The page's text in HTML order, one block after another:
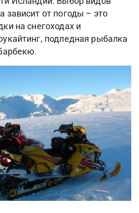
зависит от погоды – это
на снегоходах и
подледная рыбалка